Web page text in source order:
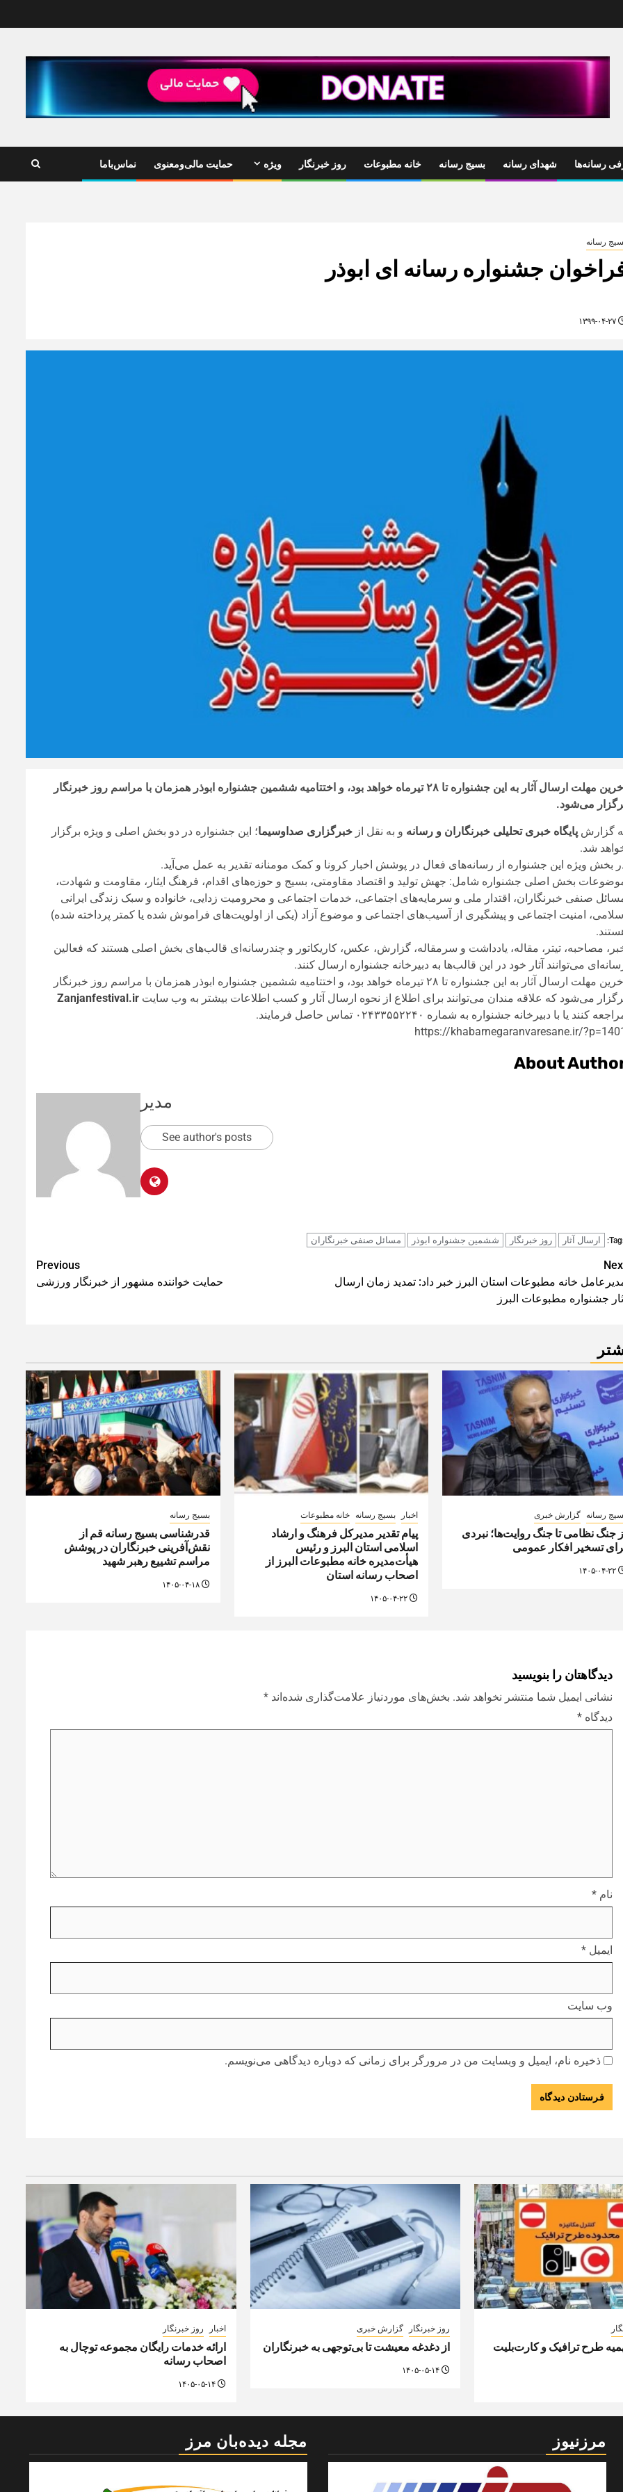
رسانه‌ها شهدای رسانه بسیج رسانه خانه مطبوعات روز خبرنگار ویژه حمایت مالی‌ومعنوی نماس‌باما
رسانه
جشنواره رسانه ای ابوذر
آخرین مهلت ارسال آثار به این جشنواره تا ۲۸ تیرماه خواهد بود، و اختتامیه ششمین جشنواره ابوذر همزمان با مراسم روز خبرنگار
می‌شود.
گزارش پایگاه خبری تحلیلی خبرنگاران و رسانه و به نقل از خبرگزاری صداوسیما؛ این جشنواره در دو بخش اصلی و ویژه برگزار
شد.
بخش ویژه این جشنواره از رسانه‌های فعال در پوشش اخبار کرونا و کمک مومنانه تقدیر به عمل می‌آید.
بخش اصلی جشنواره شامل: جهش تولید و اقتصاد مقاومتی، بسیج و حوزه‌های اقدام، فرهنگ ایثار، مقاومت و شهادت،
صنفی خبرنگاران، اقتدار ملی و سرمایه‌های اجتماعی، خدمات اجتماعی و محرومیت زدایی، خانواده و سبک زندگی ایرانی
امنیت اجتماعی و پیشگیری از آسیب‌های اجتماعی و موضوع آزاد (یکی از اولویت‌های فراموش شده یا کمتر پرداخته شده)
مصاحبه، تیتر، مقاله، یادداشت و سرمقاله، گزارش، عکس، کاریکاتور و چندرسانه‌ای قالب‌های بخش اصلی هستند که فعالین
می‌توانند آثار خود در این قالب‌ها به دبیرخانه جشنواره ارسال کنند.
آخرین مهلت ارسال آثار به این جشنواره تا ۲۸ تیرماه خواهد بود، و اختتامیه ششمین جشنواره ابوذر همزمان با مراسم روز خبرنگار
می‌شود که علاقه مندان می‌توانند برای اطلاع از نحوه ارسال آثار و کسب اطلاعات بیشتر به وب سایت Zanjanfestival.ir
کنند یا با دبیرخانه جشنواره به شماره ۰۲۴۳۳۵۵۲۲۴۰ تماس حاصل فرمایند.
https://khabarnegaranvaresane.ir/
About
مدیر
See author's posts
ارسال آثار روز خبرنگار ششمین جشنواره ابوذر مسائل صنفی خبرنگاران
Previous
حمایت خواننده مشهور از خبرنگار ورزشی
خانه مطبوعات استان البرز خبر داد: تمدید زمان ارسال
جشنواره مطبوعات البرز
رسانه گزارش خبری
جنگ نظامی تا جنگ روایت‌ها؛ نبردی
تسخیر افکار عمومی
اخبار بسیج رسانه خانه مطبوعات
پیام تقدیر مدیركل فرهنگ و ارشاد
اسلامی استان البرز و رئیس
هیأت‌مدیره خانه مطبوعات البرز از
اصحاب رسانه استان
۱۴۰۵-۰۴-۲۲
بسیج رسانه
قدرشناسی بسیج رسانه قم از
نقش‌آفرینی خبرنگاران در پوشش
مراسم تشییع رهبر شهید
۱۴۰۵-۰۴-۱۸
دیدگاهتان را بنویسید
نشانی ایمیل شما منتشر نخواهد شد. بخش‌های موردنیاز علامت‌گذاری شده‌اند *
دیدگاه *
نام *
ایمیل *
وب‌ سایت
ذخیره نام، ایمیل و وبسایت من در مرورگر برای زمانی که دوباره دیدگاهی می‌نویسم.
طرح ترافیک و کارت‌بلیت
روز خبرنگار گزارش خبری
از دغدغه معیشت تا بی‌توجهی به خبرنگاران
اخبار روز خبرنگار
ارائه خدمات رایگان مجموعه توچال به
اصحاب رسانه
۱۴۰۵-۰۵-۱۴
مجله دیده‌بان مرز مرزنیوز